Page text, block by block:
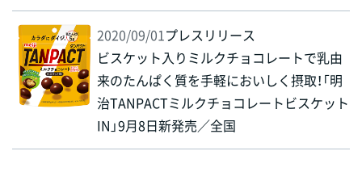
2020/09/01プレスリリース
ビスケット入りミルクチョコレートで乳由
来のたんぱく質を手軽においしく摂取！「明
治TANPACTミルクチョコレートビスケット
IN」9月8日新発売／全国